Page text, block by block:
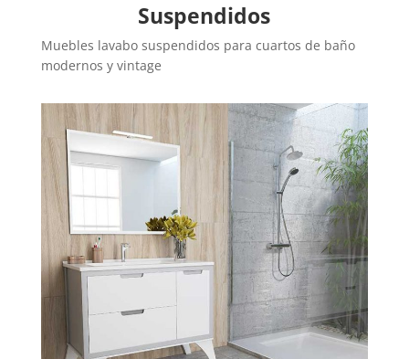
Suspendidos
Muebles lavabo suspendidos para cuartos de baño
modernos y vintage